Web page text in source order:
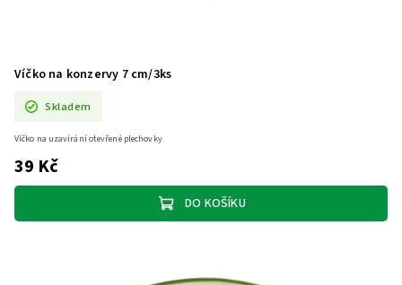
Víčko na konzervy 7 cm/3ks
Skladem
39 Kč
DO KOŠÍKU
Víčko na uzavírání otevřené plechovky